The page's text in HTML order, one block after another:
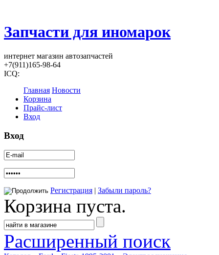
Запчасти для иномарок
интернет магазин автозапчастей
+7(911)165-98-64
ICQ:
Главная Новости
Корзина
Прайс-лист
Вход
Вход
Регистрация | Забыли пароль?
Корзина пуста.
Расширенный поиск